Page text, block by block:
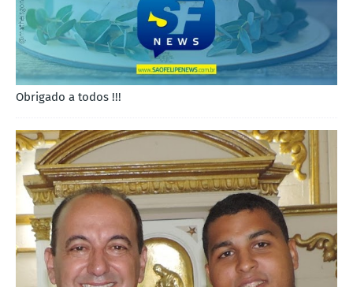
Obrigado a todos !!!